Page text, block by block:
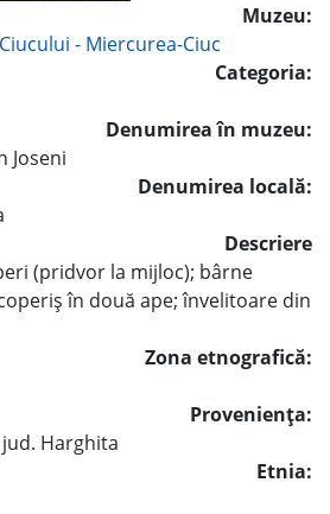
Muzeu:
- Miercurea-Ciuc
Categoria:
Denumirea în muzeu:
Joseni
Denumirea locală:
Descriere
(pridvor la mijloc); bârne
în două ape; învelitoare din
Zona etnografică:
Provenienţa:
jud. Harghita
Etnia: